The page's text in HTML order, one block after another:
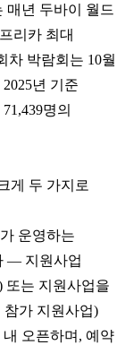
매년 두바이 월드
리카 최대
차 박람회는 10월
년 기준
명의
게 두 가지로
운영하는
— 지원사업
또는 지원사업을
참가 지원사업)
오픈하며, 예약